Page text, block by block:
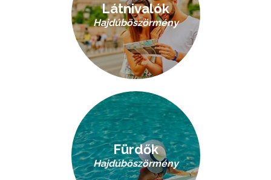
Látnivalók
Hajdúböszörmény
Fürdők
Hajdúböszörmény